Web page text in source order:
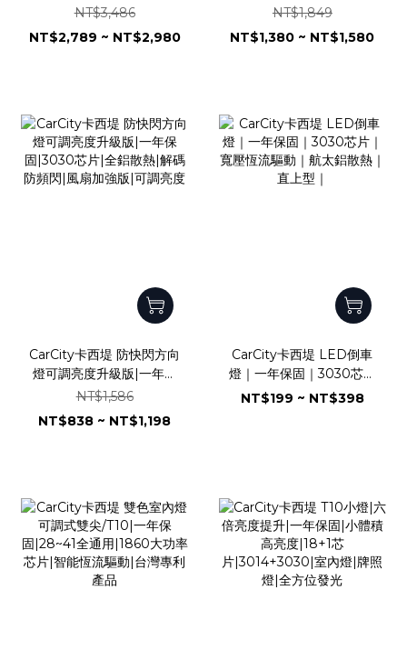
技術|兩年保固|智能溫
控|4580 車規級芯片
NT$3,486
NT$2,789 ~ NT$2,980
墨烯散熱|兩年保固｜1860
芯片｜一體化設計｜H8
H11
NT$1,849
NT$1,380 ~ NT$1,580
CarCity卡西堤 防快閃方向
燈可調亮度升級版|一年保
固|3030芯片|全鋁散熱|解
碼防頻閃|風扇加強版|可調
亮度
NT$1,586
NT$838 ~ NT$1,198
CarCity卡西堤 LED倒車
燈｜一年保固｜3030芯片
｜寬壓恆流驅動｜航太鋁散
NT$199 ~ NT$398